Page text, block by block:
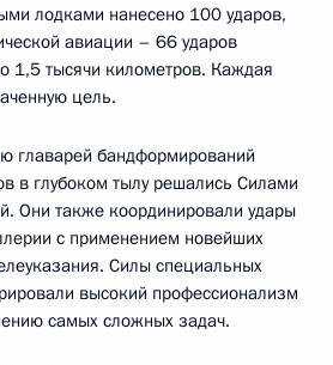
лодками нанесено 100 ударов,
авиации – 66 ударов
1,5 тысячи километров. Каждая
цель.
главарей бандформирований
в глубоком тылу решались Силами
Они также координировали удары
с применением новейших
Силы специальных
высокий профессионализм
самых сложных задач.